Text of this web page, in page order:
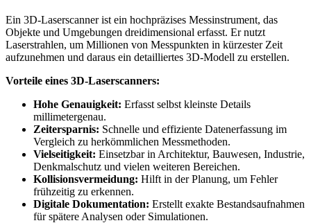
Ein 3D-Laserscanner ist ein hochpräzises Messinstrument, das
Objekte und Umgebungen dreidimensional erfasst. Er nutzt
Laserstrahlen, um Millionen von Messpunkten in kürzester Zeit
aufzunehmen und daraus ein detailliertes 3D-Modell zu erstellen.
Vorteile eines 3D-Laserscanners:
Hohe Genauigkeit: Erfasst selbst kleinste Details
millimetergenau.
Zeitersparnis: Schnelle und effiziente Datenerfassung im
Vergleich zu herkömmlichen Messmethoden.
Vielseitigkeit: Einsetzbar in Architektur, Bauwesen, Industrie,
Denkmalschutz und vielen weiteren Bereichen.
Kollisionsvermeidung: Hilft in der Planung, um Fehler
frühzeitig zu erkennen.
Digitale Dokumentation: Erstellt exakte Bestandsaufnahmen
für spätere Analysen oder Simulationen.